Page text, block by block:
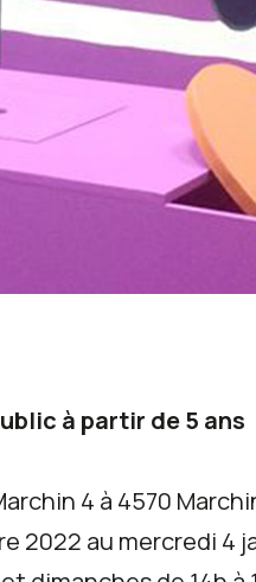
à partir de 5 ans
4 à 4570
2022 au mercredi 4